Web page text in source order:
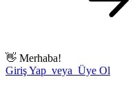
👋 Merhaba!
Giriş Yap veya Üye Ol